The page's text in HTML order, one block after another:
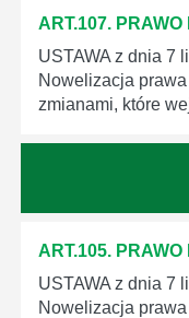
ART.107.
USTAWA z dnia 7
Nowelizacja
zmianami, które
ART.105.
USTAWA z dnia 7
Nowelizacja